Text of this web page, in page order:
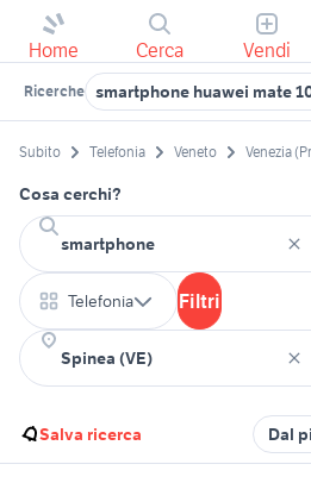
Home Cerca Vendi
Ricerche smartphone huawei mate
Subito Telefonia Veneto Venezia
Cosa cerchi?
Telefonia Filtri
Salva ricerca Dal